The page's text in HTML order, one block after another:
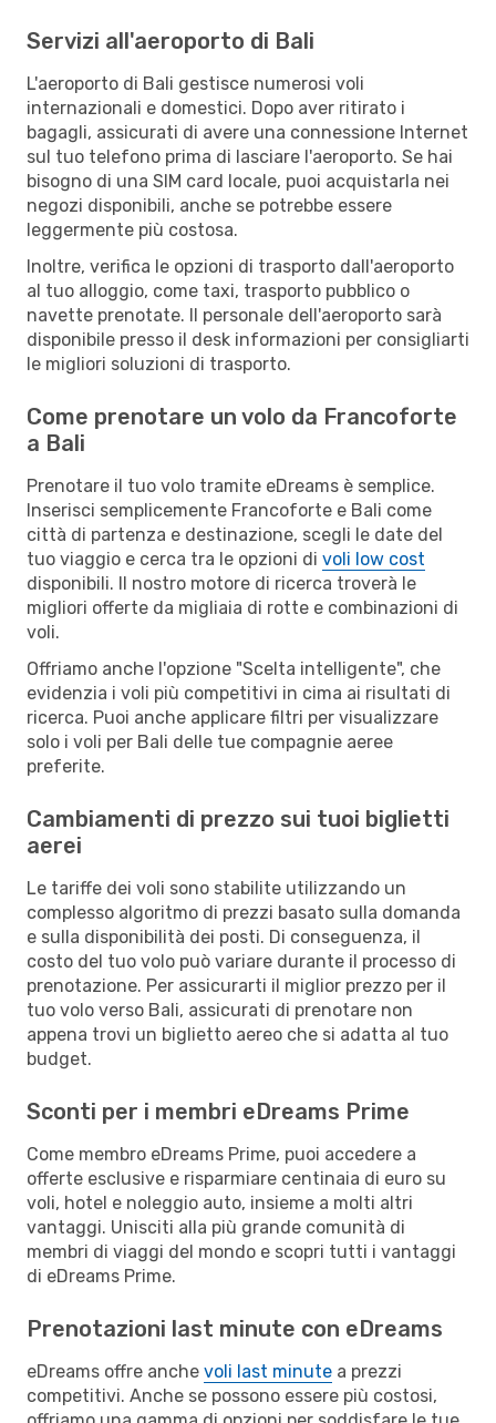
Servizi all'aeroporto di Bali
L'aeroporto di Bali gestisce numerosi voli
internazionali e domestici. Dopo aver ritirato i
bagagli, assicurati di avere una connessione Internet
sul tuo telefono prima di lasciare l'aeroporto. Se hai
bisogno di una SIM card locale, puoi acquistarla nei
negozi disponibili, anche se potrebbe essere
leggermente più costosa.
Inoltre, verifica le opzioni di trasporto dall'aeroporto
al tuo alloggio, come taxi, trasporto pubblico o
navette prenotate. Il personale dell'aeroporto sarà
disponibile presso il desk informazioni per consigliarti
le migliori soluzioni di trasporto.
Come prenotare un volo da Francoforte
a Bali
Prenotare il tuo volo tramite eDreams è semplice.
Inserisci semplicemente Francoforte e Bali come
città di partenza e destinazione, scegli le date del
tuo viaggio e cerca tra le opzioni di voli low cost
disponibili. Il nostro motore di ricerca troverà le
migliori offerte da migliaia di rotte e combinazioni di
voli.
Offriamo anche l'opzione "Scelta intelligente", che
evidenzia i voli più competitivi in cima ai risultati di
ricerca. Puoi anche applicare filtri per visualizzare
solo i voli per Bali delle tue compagnie aeree
preferite.
Cambiamenti di prezzo sui tuoi biglietti
aerei
Le tariffe dei voli sono stabilite utilizzando un
complesso algoritmo di prezzi basato sulla domanda
e sulla disponibilità dei posti. Di conseguenza, il
costo del tuo volo può variare durante il processo di
prenotazione. Per assicurarti il miglior prezzo per il
tuo volo verso Bali, assicurati di prenotare non
appena trovi un biglietto aereo che si adatta al tuo
budget.
Sconti per i membri eDreams Prime
Come membro eDreams Prime, puoi accedere a
offerte esclusive e risparmiare centinaia di euro su
voli, hotel e noleggio auto, insieme a molti altri
vantaggi. Unisciti alla più grande comunità di
membri di viaggi del mondo e scopri tutti i vantaggi
di eDreams Prime.
Prenotazioni last minute con eDreams
eDreams offre anche voli last minute a prezzi
competitivi. Anche se possono essere più costosi,